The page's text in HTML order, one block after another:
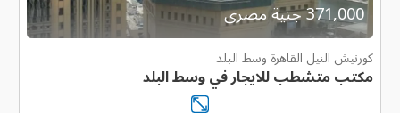
371,000 جنية مصرى
كورنيش النيل القاهرة وسط البلد
مكتب متشطب للايجار في وسط البلد